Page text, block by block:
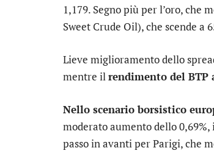
1,179. Segno più per l’oro, che
Sweet Crude Oil), che scende a
Lieve miglioramento dello
mentre ilrendimento del BTP
Nello scenario borsistico
moderato aumento dello 0,69%,
passo in avanti perParigi, che